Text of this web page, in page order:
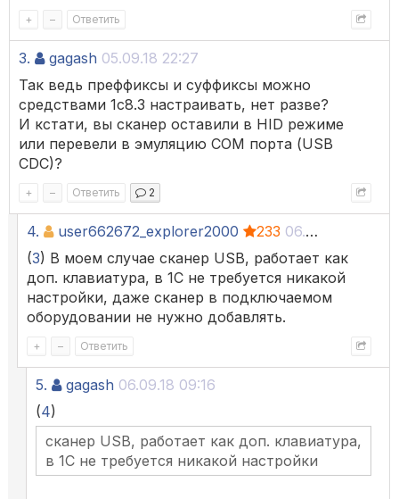
+ – Ответить
3. gagash 05.09.18 22:27
Так ведь преффиксы и суффиксы можно
средствами 1с8.3 настраивать, нет разве?
И кстати, вы сканер оставили в HID режиме
или перевели в эмуляцию COM порта (USB
CDC)?
+ – Ответить 2
4. user662672_explorer2000 233 06.09.18 07:38
(3) В моем случае сканер USB, работает как
доп. клавиатура, в 1С не требуется никакой
настройки, даже сканер в подключаемом
оборудовании не нужно добавлять.
+ – Ответить
5. gagash 06.09.18 09:16
(4)
сканер USB, работает как доп. клавиатура,
в 1С не требуется никакой настройки